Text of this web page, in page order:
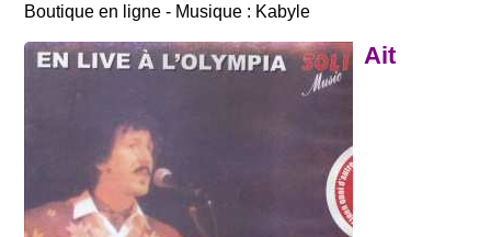
Boutique en ligne - Musique : Kabyle
Ait